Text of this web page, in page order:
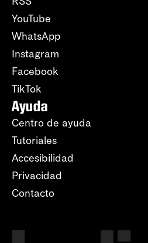
YouTube
WhatsApp
Instagram
Facebook
TikTok
Ayuda
Centro de ayuda
Tutoriales
Accesibilidad
Privacidad
Contacto